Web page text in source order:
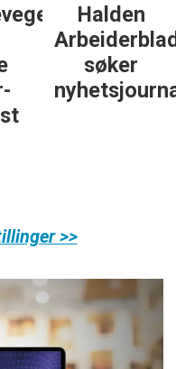
Halden
søker
>>